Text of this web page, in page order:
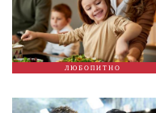
ЛЮБОПИТНО